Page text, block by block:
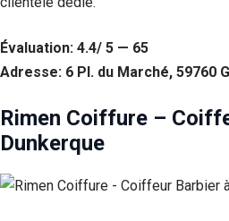
Évaluation: 4.4/ 5 — 65
Adresse: 6 Pl. du Marché, 59760
Rimen Coiffure –
Dunkerque